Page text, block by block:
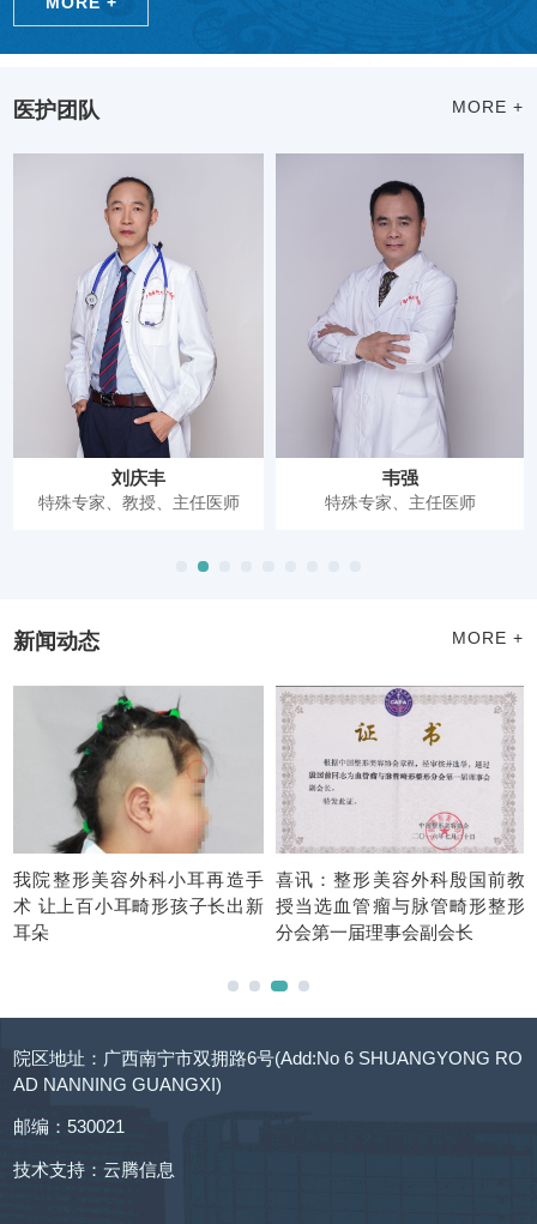
医护团队 MORE +
刘庆丰
特殊专家、教授、主任医师
韦强
特殊专家、主任医师
新闻动态 MORE +
我院整形美容外科小耳再造手
术 让上百小耳畸形孩子长出新
耳朵
喜讯：整形美容外科殷国前教
授当选血管瘤与脉管畸形整形
分会第一届理事会副会长
院区地址：广西南宁市双拥路6号(Add:No 6 SHUANGYONG RO
AD NANNING GUANGXI)
邮编：530021
技术支持：云腾信息